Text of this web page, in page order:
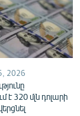
2026
320 մլն դոլարի